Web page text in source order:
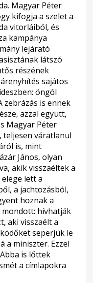
Magyar Péter
kifogja a szelet a
vitorláiból, és
kampánya
lejárató
látszó
részének
sajátos
öngól
zebrázás is ennek
azzal együtt,
Magyar Péter
teljesen váratlanul
is, mint
János, olyan
akik visszaéltek a
lett a
a jachtozásból,
hoznak a
mondott: hívhatják
aki visszaélt a
seperjük le
a miniszter. Ezzel
is lőttek
a címlapokra